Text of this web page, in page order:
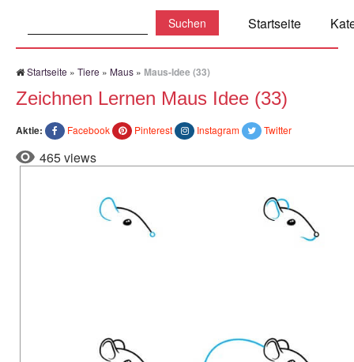
Startseite
Startseite » Tiere » Maus » Maus-Idee (33)
Zeichnen Lernen Maus Idee (33)
Aktie: Facebook Pinterest Instagram Twitter
465 views